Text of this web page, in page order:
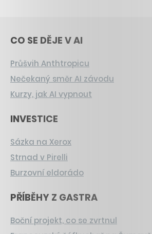
CO SE DĚJE V AI
Průšvih Anthtropicu
Nečekaný směr AI závodu
Kurzy, jak AI vypnout
INVESTICE
Sázka na Xerox
Strnad v Pirelli
Burzovní eldorádo
PŘÍBĚHY Z GASTRA
Boční projekt, co se zvrtnul